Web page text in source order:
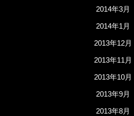
2014年3月
2014年1月
2013年12月
2013年11月
2013年10月
2013年9月
2013年8月